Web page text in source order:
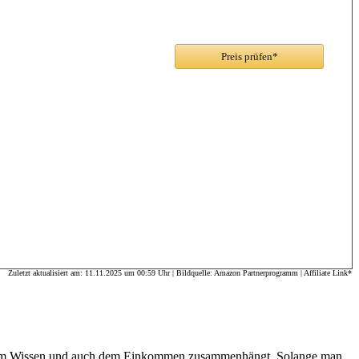
Preis prüfen*
Zuletzt aktualisiert am: 11.11.2025 um 00:59 Uhr | Bildquelle: Amazon Partnerprogramm | Affiliate Link*